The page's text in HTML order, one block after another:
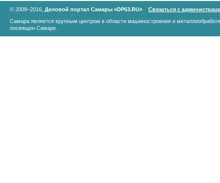
© 2009–2016, Деловой портал Самары «DP63.RU»
Связаться с
Самара является крупным центром в области машиностроения и
посвящен Самаре.